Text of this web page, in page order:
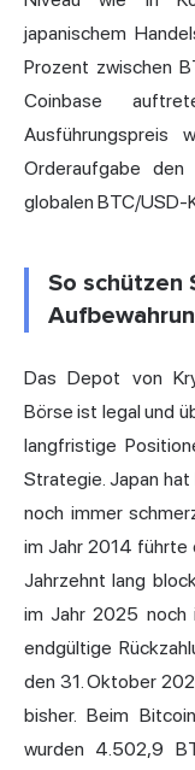
japanischem
Prozent zwischen
Coinbase
Orderaufgabe den
globalen BTC/USD-
So schützen
Das Depot von
Börse ist legal und
langfristige
Strategie. Japan
noch immer
im Jahr 2014 führte
Jahrzehnt lang
im Jahr 2025
endgültige
den 31. Oktober
bisher. Beim
wurden 4.502,9